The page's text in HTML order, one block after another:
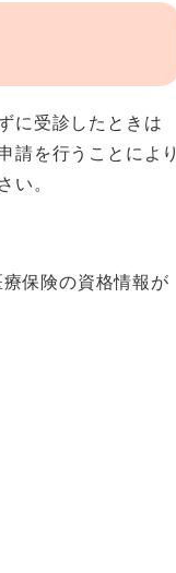
に受診したときは
請を行うことにより
い。
保険の資格情報が